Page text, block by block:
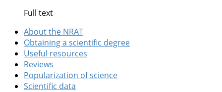
Full text
About the NRAT
Obtaining a scientific degree
Useful resources
Reviews
Popularization of science
Scientific data